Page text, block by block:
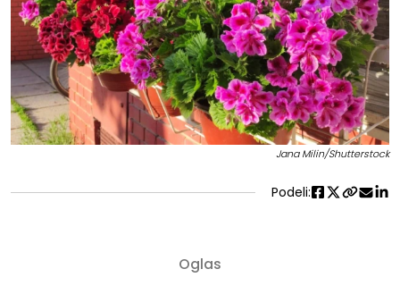
Jana Milin/Shutterstock
Podeli: